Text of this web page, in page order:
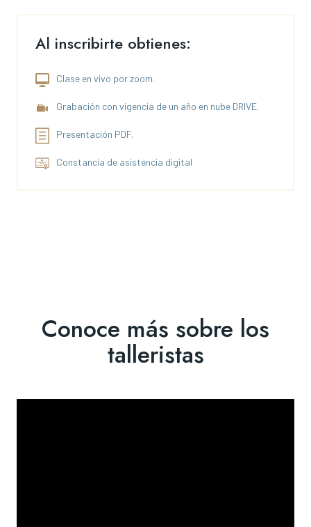
Al inscribirte obtienes:
Clase en vivo por zoom.
Grabación con vigencia de un año en nube DRIVE.
Presentación PDF.
Constancia de asistencia digital
Conoce más sobre los
talleristas